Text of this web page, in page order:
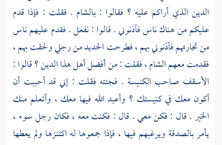
الدين الذي أراكم عليه ؟ فقالوا :بالشام . فقلت : فإذا قدم
عليكم من هناك ناس فآذنوني . قالوا : نفعل . فقدم عليهم ناس
من تجارتهم فآذنوني بهم ، فطرحت الحديد من رجلي ولحقت بهم ،
فقدمت معهمالشام ،فقلت : من أفضل أهل هذا الدين ؟ قالوا :
الأسقف صاحب الكنيسة . فجئته فقلت : إني قد أحببت أن
أكون معك في كنيستك ؟ وأعبد الله فيها معك ، وأتعلم منك
الخير . قال : فكن معي . قال : فكنت معه ، فكان رجل سوء ،
يأمر بالصدقة ويرغبهم فيها ، فإذا جمعوها له اكتنزها ولم يعطها